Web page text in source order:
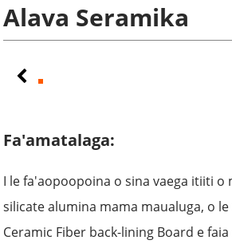
Alava Seramika
Fa'amatalaga:
I le fa'aopoopoina o sina vaega itiiti o
silicate alumina mama maualuga, o le
Ceramic Fiber back-lining Board e